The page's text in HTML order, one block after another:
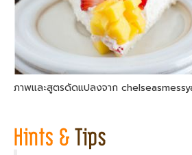
ภาพและสูตรดัดแปลงจาก